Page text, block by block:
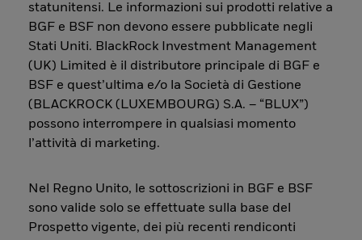
statunitensi. Le informazioni sui prodotti relative a
BGF e BSF non devono essere pubblicate negli
Stati Uniti. BlackRock Investment Management
(UK) Limited è il distributore principale di BGF e
BSF e quest’ultima e/o la Società di Gestione
(BLACKROCK (LUXEMBOURG) S.A. – “BLUX”)
possono interrompere in qualsiasi momento
l’attività di marketing.
Nel Regno Unito, le sottoscrizioni in BGF e BSF
sono valide solo se effettuate sulla base del
Prospetto vigente, dei più recenti rendiconti